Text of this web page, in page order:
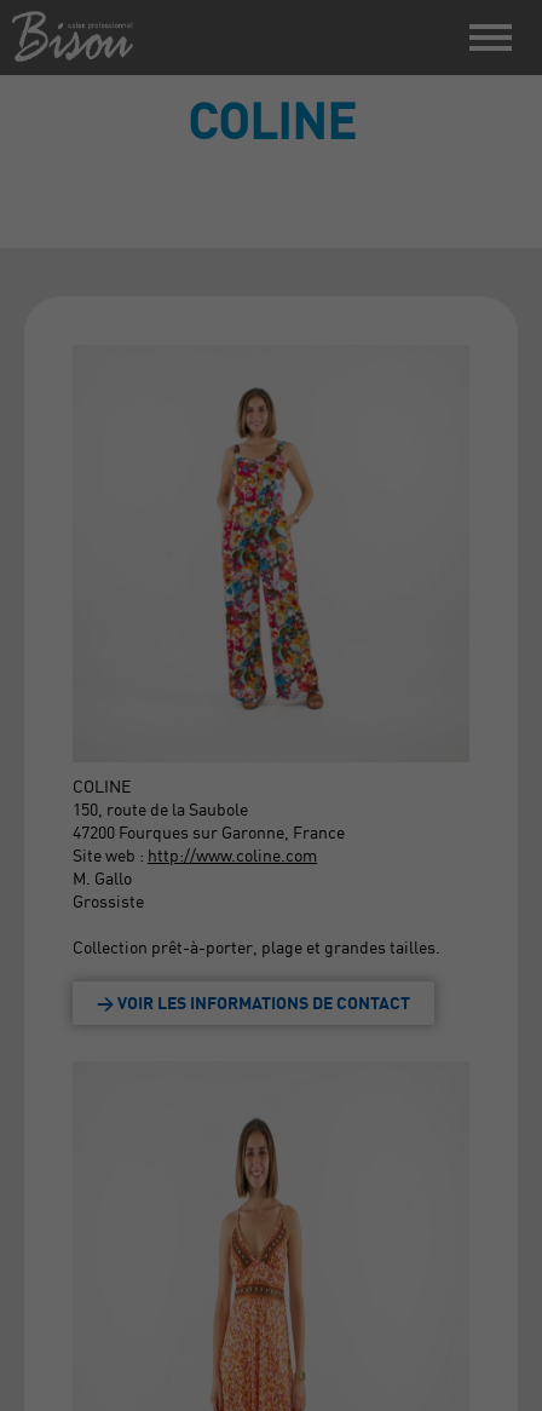
COLINE
COLINE
150, route de la Saubole
47200 Fourques sur Garonne, France
Site web : http://www.coline.com
M. Gallo
Grossiste
Collection prêt-à-porter, plage et grandes tailles.
> VOIR LES INFORMATIONS DE CONTACT